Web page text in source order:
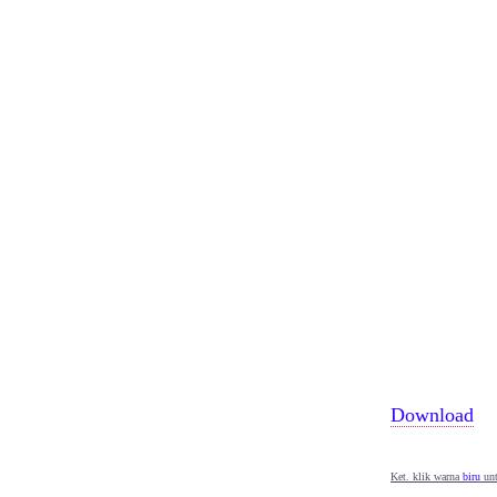
Download
Ket. klik warna biru